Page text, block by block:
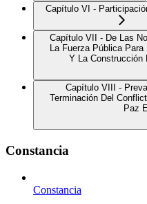
Capítulo VI -
Capítulo VII - De Las
La Fuerza Pública
Y La Construcción
Capítulo VIII -
Terminación Del
Paz
Constancia
Constancia